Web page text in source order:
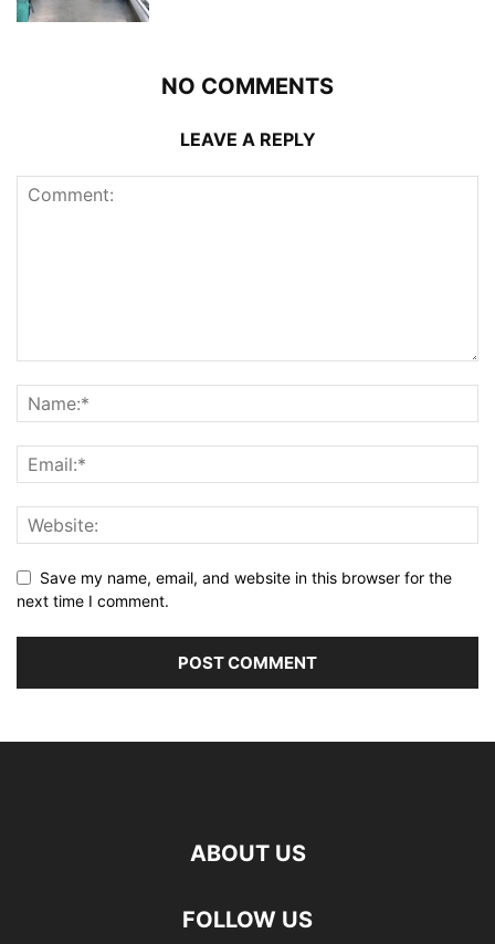
NO COMMENTS
LEAVE A REPLY
Save my name, email, and website in this browser for the
next time I comment.
ABOUT US
FOLLOW US